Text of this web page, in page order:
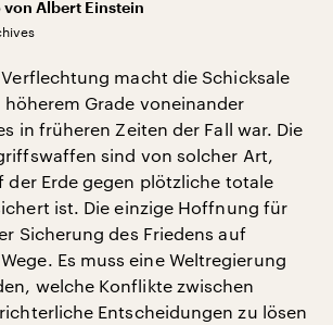
von Albert Einstein
macht die Schicksale
höherem Grade voneinander
in früheren Zeiten der Fall war. Die
sind von solcher Art,
der Erde gegen plötzliche totale
ist. Die einzige Hoffnung für
Sicherung des Friedens auf
Es muss eine Weltregierung
welche Konflikte zwischen
Entscheidungen zu lösen